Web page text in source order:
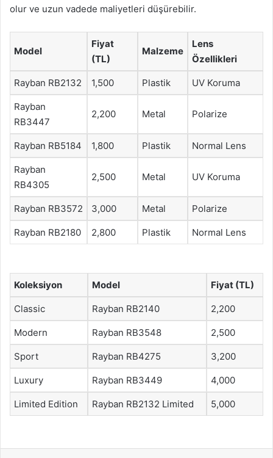
olur ve uzun vadede maliyetleri düşürebilir.
Model
Fiyat
(TL)
Malzeme
Lens
Özellikleri
Rayban RB2132 1,500 Plastik UV Koruma
Rayban
RB3447
2,200 Metal Polarize
Rayban RB5184 1,800 Plastik Normal Lens
Rayban
RB4305
2,500 Metal UV Koruma
Rayban RB3572 3,000 Metal Polarize
Rayban RB2180 2,800 Plastik Normal Lens
Koleksiyon Model Fiyat (TL)
Classic Rayban RB2140 2,200
Modern Rayban RB3548 2,500
Sport Rayban RB4275 3,200
Luxury Rayban RB3449 4,000
Limited Edition Rayban RB2132 Limited 5,000